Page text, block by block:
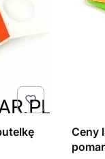
Ceny